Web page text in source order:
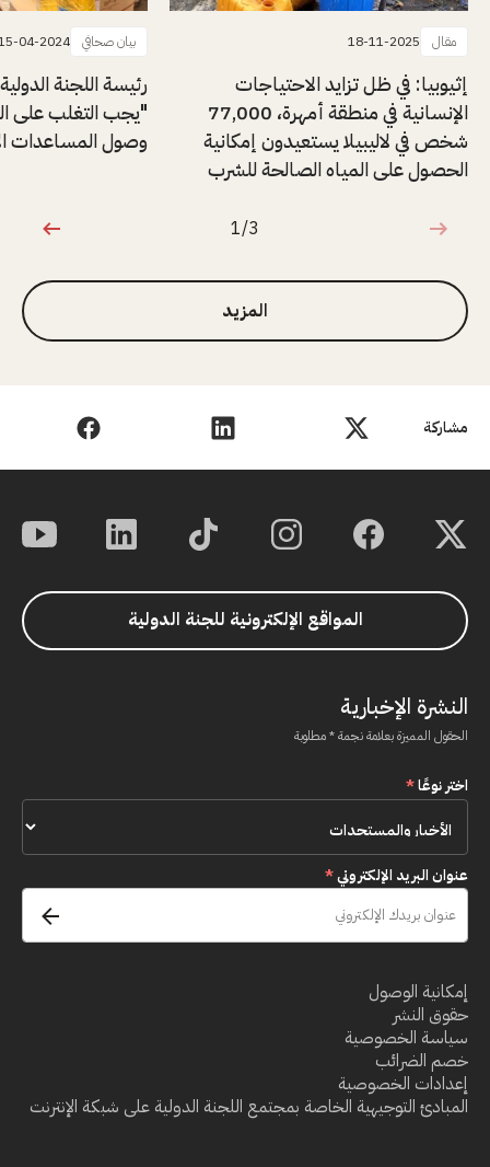
مشاركة
مقال 18-11-2025
إثيوبيا: في ظل تزايد الاحتياجات
الإنسانية في منطقة أمهرة، 77,000
شخص في لاليبيلا يستعيدون إمكانية
الحصول على المياه الصالحة للشرب
بيان صحافي 04-2024
رئيسة اللجنة
"يجب التغلب على
وصول المساعدات
1 من 3
1/3
المزيد
المواقع الإلكترونية للجنة الدولية
النشرة الإخبارية
الحقول المميزة بعلامة نجمة * مطلوبة
اختر نوعًا*
عنوان البريد الإلكتروني*
إمكانية الوصول
حقوق النشر
سياسة الخصوصية
خصم الضرائب
إعدادات الخصوصية
المبادئ التوجيهية الخاصة بمجتمع اللجنة الدولية على شبكة الإنترنت